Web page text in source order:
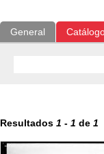
General
Resultados 1 - 1 de 1